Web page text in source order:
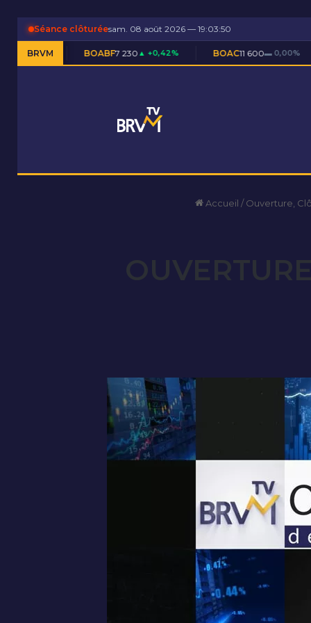
Séance clôturéesam. 08 août 2026 — 19:03:51
BRVM
BOABF7 230 ▲ +0,42% BOAC11 600 ▬ 0,00% BOAM5
Accueil / Ouverture,